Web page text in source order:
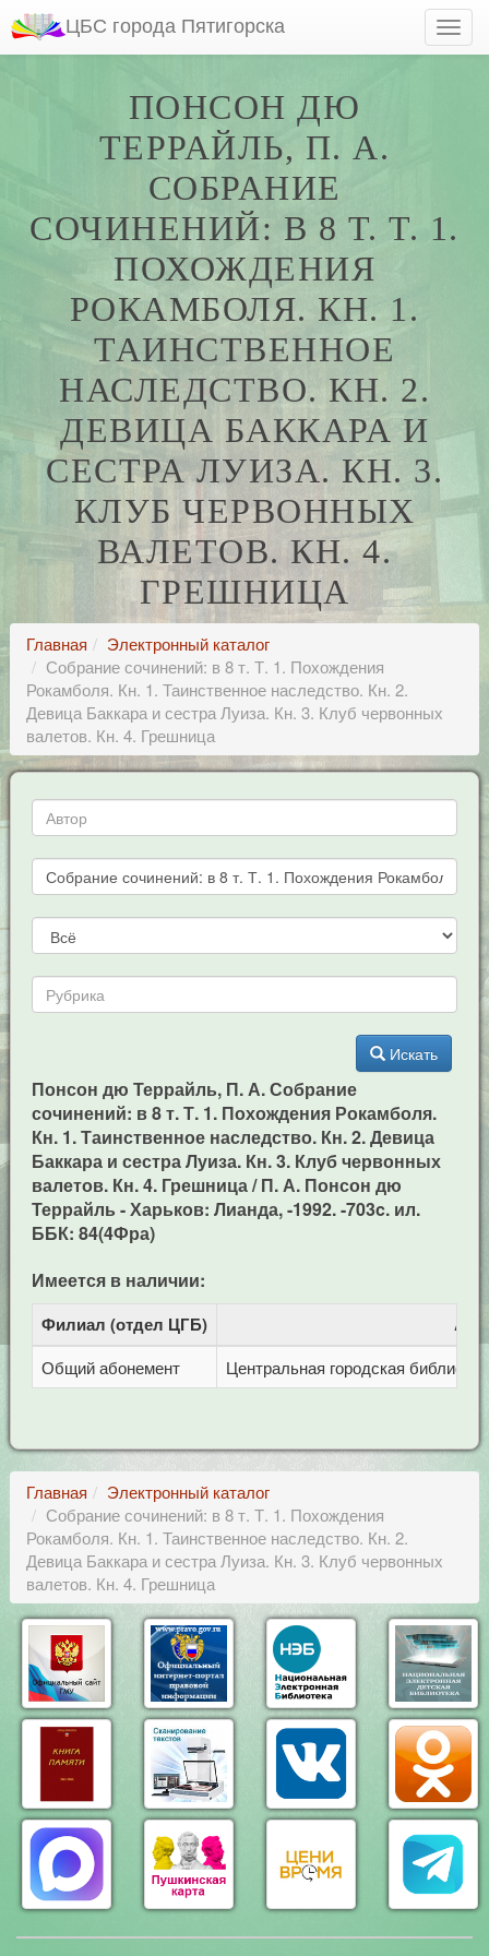
ЦБС города Пятигорска
ПОНСОН ДЮ
ТЕРРАЙЛЬ, П. А.
СОБРАНИЕ
СОЧИНЕНИЙ: В 8 Т. Т. 1.
ПОХОЖДЕНИЯ
РОКАМБОЛЯ. КН. 1.
ТАИНСТВЕННОЕ
НАСЛЕДСТВО. КН. 2.
ДЕВИЦА БАККАРА И
СЕСТРА ЛУИЗА. КН. 3.
КЛУБ ЧЕРВОННЫХ
ВАЛЕТОВ. КН. 4.
ГРЕШНИЦА
Главная
Электронный каталог
Собрание сочинений: в 8 т. Т. 1. Похождения
Рокамболя. Кн. 1. Таинственное наследство. Кн. 2.
Девица Баккара и сестра Луиза. Кн. 3. Клуб червонных
валетов. Кн. 4. Грешница
Искать
Понсон дю Террайль, П. А. Собрание
сочинений: в 8 т. Т. 1. Похождения Рокамболя.
Кн. 1. Таинственное наследство. Кн. 2. Девица
Баккара и сестра Луиза. Кн. 3. Клуб червонных
валетов. Кн. 4. Грешница / П. А. Понсон дю
Террайль - Харьков: Лианда, -1992. -703c. ил.
ББК: 84(4Фра)
Имеется в наличии:
Филиал (отдел ЦГБ)
Общий абонемент Центральная городская
Главная
Электронный каталог
Собрание сочинений: в 8 т. Т. 1. Похождения
Рокамболя. Кн. 1. Таинственное наследство. Кн. 2.
Девица Баккара и сестра Луиза. Кн. 3. Клуб червонных
валетов. Кн. 4. Грешница